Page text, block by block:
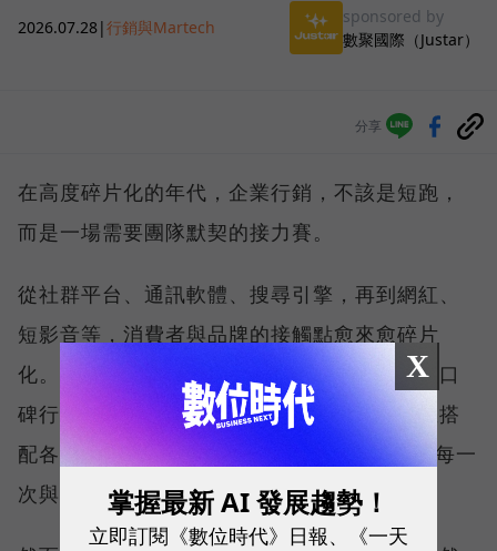
2026.07.28|行銷與Martech
sponsored by
數聚國際（Justar）
分享
在高度碎片化的年代，企業行銷，不該是短跑，
而是一場需要團隊默契的接力賽。
從社群平台、通訊軟體、搜尋引擎，再到網紅、
短影音等，消費者與品牌的接觸點愈來愈碎片
化。為了追求更好的行銷成效，企業陸續導入口
碑行銷、廣告投放、會員經營等不同策略，並搭
配各式各樣的 MarTech 工具，希望精準掌握每一
次與消費者互動的機會。
X
掌握最新 AI 發展趨勢！
立即訂閱《數位時代》日報、《一天